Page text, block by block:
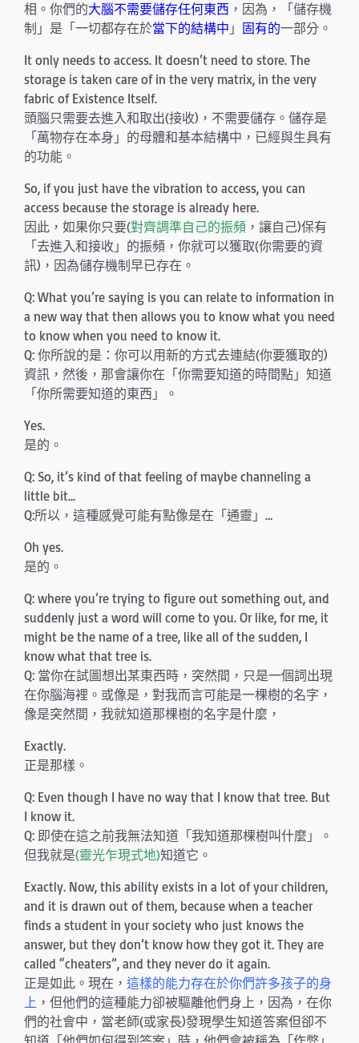
相。你們的大腦不需要儲存任何東西 ，因為，「儲存機
制」是「一切都存在於當下的結構中 」 固有的一部分。
It only needs to access. It doesn’t need to store. The
storage is taken care of in the very matrix, in the very
fabric of Existence Itself.
頭腦只需要去進入和取出(接收)，不需要儲存。儲存是
「萬物存在本身」的母體和基本結構中，已經與生具有
的功能。
So, if you just have the vibration to access, you can
access because the storage is already here.
因此，如果你只要(對齊調準自己的振頻 ，讓自己)保有
「去進入和接收」的振頻，你就可以獲取(你需要的資
訊)，因為儲存機制早已存在。
Q: What you’re saying is you can relate to information in
a new way that then allows you to know what you need
to know when you need to know it.
Q: 你所說的是：你可以用新的方式去連結(你要獲取的)
資訊，然後，那會讓你在「你需要知道的時間點」知道
「你所需要知道的東西」。
Yes.
是的。
Q: So, it’s kind of that feeling of maybe channeling a
little bit…
Q:所以，這種感覺可能有點像是在「通靈」…
Oh yes.
是的。
Q: where you’re trying to figure out something out, and
suddenly just a word will come to you. Or like, for me, it
might be the name of a tree, like all of the sudden, I
know what that tree is.
Q: 當你在試圖想出某東西時，突然間，只是一個詞出現
在你腦海裡。或像是，對我而言可能是一棵樹的名字，
像是突然間，我就知道那棵樹的名字是什麼，
Exactly.
正是那樣。
Q: Even though I have no way that I know that tree. But
I know it.
Q: 即使在這之前我無法知道「我知道那棵樹叫什麼」。
但我就是(靈光乍現式地)知道它。
Exactly. Now, this ability exists in a lot of your children,
and it is drawn out of them, because when a teacher
finds a student in your society who just knows the
answer, but they don’t know how they got it. They are
called “cheaters”, and they never do it again.
正是如此。現在， 這樣的能力存在於你們許多孩子的身
上 ，但他們的這種能力卻被驅離他們身上，因為，在你
們的社會中，當老師(或家長)發現學生知道答案但卻不